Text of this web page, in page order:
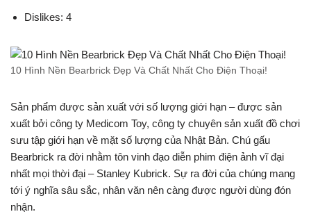
Dislikes: 4
10 Hình Nền Bearbrick Đẹp Và Chất Nhất Cho Điện Thoại!
Sản phẩm được sản xuất với số lượng giới hạn – được sản
xuất bởi công ty Medicom Toy, công ty chuyên sản xuất đồ chơi
sưu tập giới hạn về mặt số lượng của Nhật Bản. Chú gấu
Bearbrick ra đời nhằm tôn vinh đạo diễn phim điện ảnh vĩ đại
nhất mọi thời đại – Stanley Kubrick. Sự ra đời của chúng mang
tới ý nghĩa sâu sắc, nhân văn nên càng được người dùng đón
nhận.